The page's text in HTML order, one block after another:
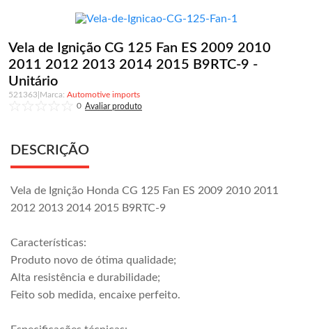
Vela de Ignição CG 125 Fan ES 2009 2010
2011 2012 2013 2014 2015 B9RTC-9 -
Unitário
521363
Automotive imports
0
DESCRIÇÃO
Vela de Ignição Honda CG 125 Fan ES 2009 2010 2011
2012 2013 2014 2015 B9RTC-9
Características:
Produto novo de ótima qualidade;
Alta resistência e durabilidade;
Feito sob medida, encaixe perfeito.